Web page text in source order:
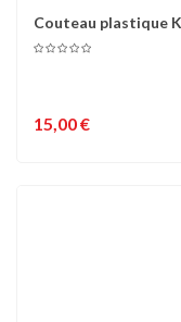
Couteau plastique
15,00 €